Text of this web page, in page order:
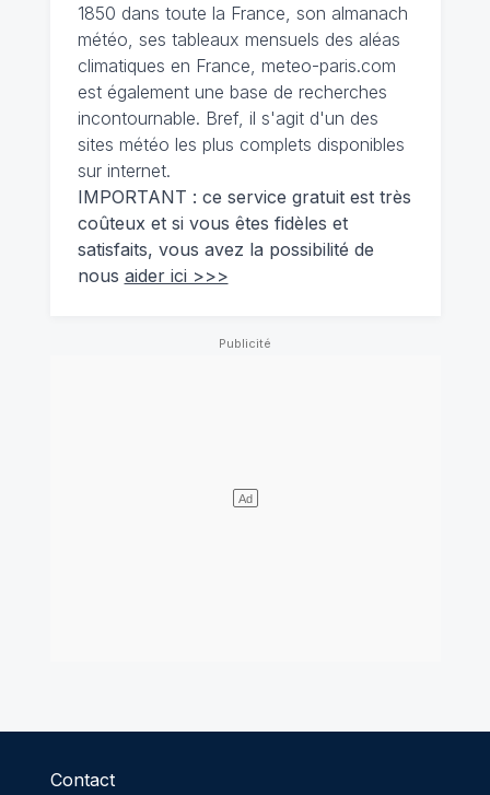
1850 dans toute la France, son almanach
météo, ses tableaux mensuels des aléas
climatiques en France, meteo-paris.com
est également une base de recherches
incontournable. Bref, il s'agit d'un des
sites météo les plus complets disponibles
sur internet.
IMPORTANT : ce service gratuit est très
coûteux et si vous êtes fidèles et
satisfaits, vous avez la possibilité de
nous aider ici >>>
Contact